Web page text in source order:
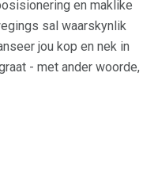
en maklike
sal waarskynlik
jou kop en nek in
- met ander woorde,